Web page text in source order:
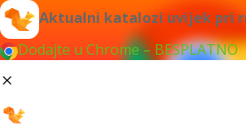
Aktualni katalozi uvijek pri
Dodajte u Chrome – BESPLATNO